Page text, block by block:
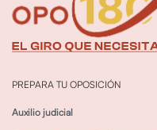
PREPARA TU OPOSICIÓN
Auxilio judicial